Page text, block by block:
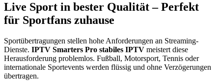
Live Sport in bester Qualität – Perfekt
für Sportfans zuhause
Sportübertragungen stellen hohe Anforderungen an Streaming-
Dienste. IPTV Smarters Pro stabiles IPTV meistert diese
Herausforderung problemlos. Fußball, Motorsport, Tennis oder
internationale Sportevents werden flüssig und ohne Verzögerungen
übertragen.